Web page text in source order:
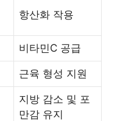
항산화 작용
비타민C 공급
근육 형성 지원
지방 감소 및 포
만감 유지